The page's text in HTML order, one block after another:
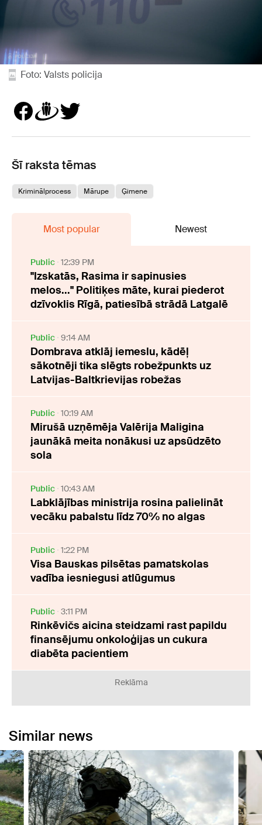
Foto: Valsts policija
Šī raksta tēmas
Kriminālprocess Mārupe Ģimene
Most popular Newest
Public 12:39 PM
"Izskatās, Rasima ir sapinusies
melos..." Politiķes māte, kurai piederot
dzīvoklis Rīgā, patiesībā strādā Latgalē
Public 9:14 AM
Dombrava atklāj iemeslu, kādēļ
sākotnēji tika slēgts robežpunkts uz
Latvijas-Baltkrievijas robežas
Public 10:19 AM
Mirušā uzņēmēja Valērija Maligina
jaunākā meita nonākusi uz apsūdzēto
sola
Public 10:43 AM
Labklājības ministrija rosina palielināt
vecāku pabalstu līdz 70% no algas
Public 1:22 PM
Visa Bauskas pilsētas pamatskolas
vadība iesniegusi atlūgumus
Public 3:11 PM
Rinkēvičs aicina steidzami rast papildu
finansējumu onkoloģijas un cukura
diabēta pacientiem
Reklāma
Similar news